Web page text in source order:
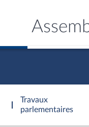
Travaux
parlementaires